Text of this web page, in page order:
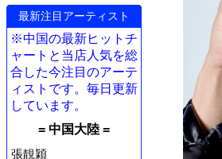
最新注目アーティスト
※中国の最新ヒットチ
ャートと当店人気を総
合した今注目のアーテ
ィストです。毎日更新
しています。
= 中国大陸 =
張靚穎